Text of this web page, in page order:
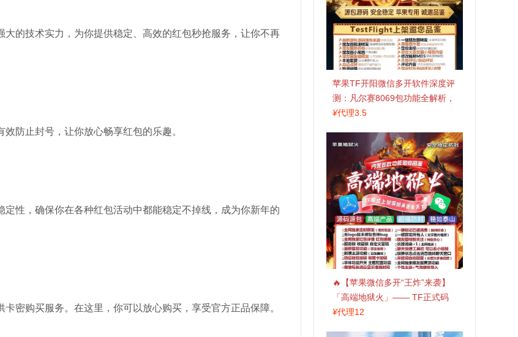
的技术实力，为你提供稳定、高效的红包秒抢服务，让你不再
防止封号，让你放心畅享红包的乐趣。
性，确保你在各种红包活动中都能稳定不掉线，成为你新年的
密购买服务。在这里，你可以放心购买，享受官方正品保障。
苹果TF开阳微信多开软件深度评
测：凡尔赛8069包功能全解析，
TestFlight稳定版上架，激活认准
¥代理3.5
🔥【苹果微信多开“王炸”来袭】
「高端地狱火」—— TF正式码
+斗战神8073包，7天退换，安全
¥代理12